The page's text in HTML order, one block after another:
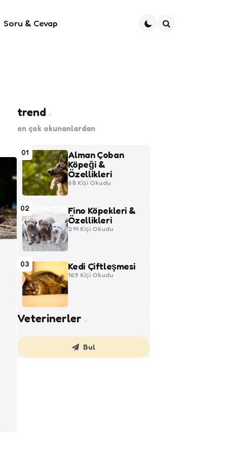
Soru & Cevap
trend
en çok okunanlardan
01
Alman Çoban
Köpeği &
Özellikleri
68 Kişi Okudu
02
Fino Köpekleri &
Özellikleri
214 Kişi Okudu
03 Kedi Çiftleşmesi
169 Kişi Okudu
Veterinerler
Bul